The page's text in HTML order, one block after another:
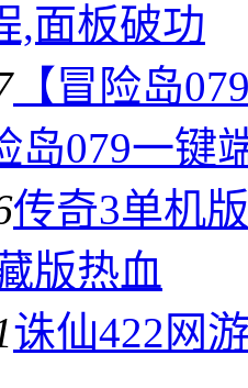
,面板破功
【冒险岛
岛079一键
传奇3单机
版热血
诛仙422网